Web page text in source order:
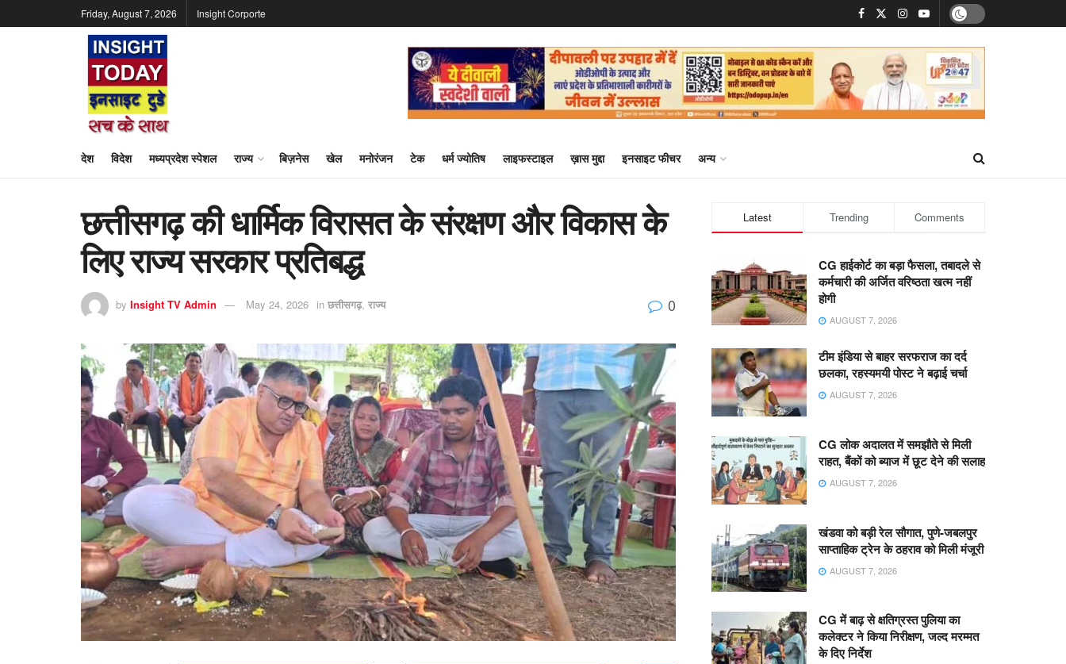
Friday, August 7, 2026 Insight Corporte
देश विदेश मध्यप्रदेश स्पेशल राज्य बिज़नेस खेल मनोरंजन टेक धर्म ज्योतिष लाइफस्टाइल ख़ास मुद्दा इनसाइट फीचर अन्य
छत्तीसगढ़ की धार्मिक विरासत के संरक्षण और विकास के
लिए राज्य सरकार प्रतिबद्ध
by Insight TV Admin May 24, 2026 in छत्तीसगढ़, राज्य 0
Latest Trending Comments
CG हाईकोर्ट का बड़ा फैसला, तबादले से
कर्मचारी की अर्जित वरिष्ठता खत्म नहीं
होगी
AUGUST 7, 2026
टीम इंडिया से बाहर सरफराज का दर्द
छलका, रहस्यमयी पोस्ट ने बढ़ाई चर्चा
AUGUST 7, 2026
CG लोक अदालत में समझौते से मिली
राहत, बैंकों को ब्याज में छूट देने की सलाह
AUGUST 7, 2026
खंडवा को बड़ी रेल सौगात, पुणे-जबलपुर
साप्ताहिक ट्रेन के ठहराव को मिली मंजूरी
AUGUST 7, 2026
CG में बाढ़ से क्षतिग्रस्त पुलिया का
कलेक्टर ने किया निरीक्षण, जल्द मरम्मत
के दिए निर्देश